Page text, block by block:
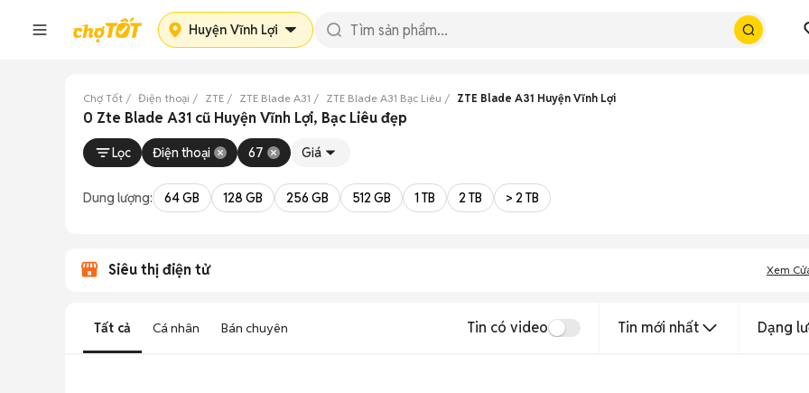
Huyện Vĩnh Lợi
Chợ Tốt Điện thoại ZTE ZTE Blade A31 ZTE Blade A31 Bạc Liêu ZTE Blade A31 Huyện Vĩnh Lợi
0 Zte Blade A31 cũ Huyện Vĩnh Lợi, Bạc Liêu đẹp
Lọc Điện thoại 67 Giá
Dung lượng: 64 GB 128 GB 256 GB 512 GB 1 TB 2 TB > 2 TB
Siêu thị điện tử Xem
Tất cả Cá nhân Bán chuyên Tin có video Tin mới nhất Dạng